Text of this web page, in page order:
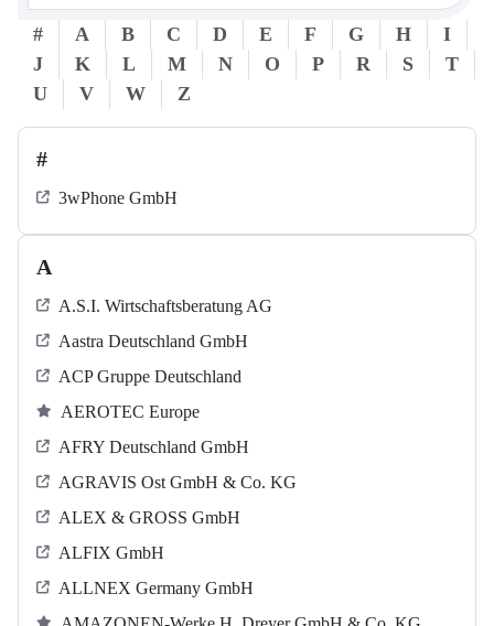
# A B C D E F G H
I
J
K L M N O P R S
T
U
V W Z
#
3wPhone GmbH
A
A.S.I. Wirtschaftsberatung AG
Aastra Deutschland GmbH
ACP Gruppe Deutschland
AEROTEC Europe
AFRY Deutschland GmbH
AGRAVIS Ost GmbH & Co. KG
ALEX & GROSS GmbH
ALFIX GmbH
ALLNEX Germany GmbH